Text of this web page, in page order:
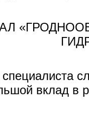
специалиста
вклад в